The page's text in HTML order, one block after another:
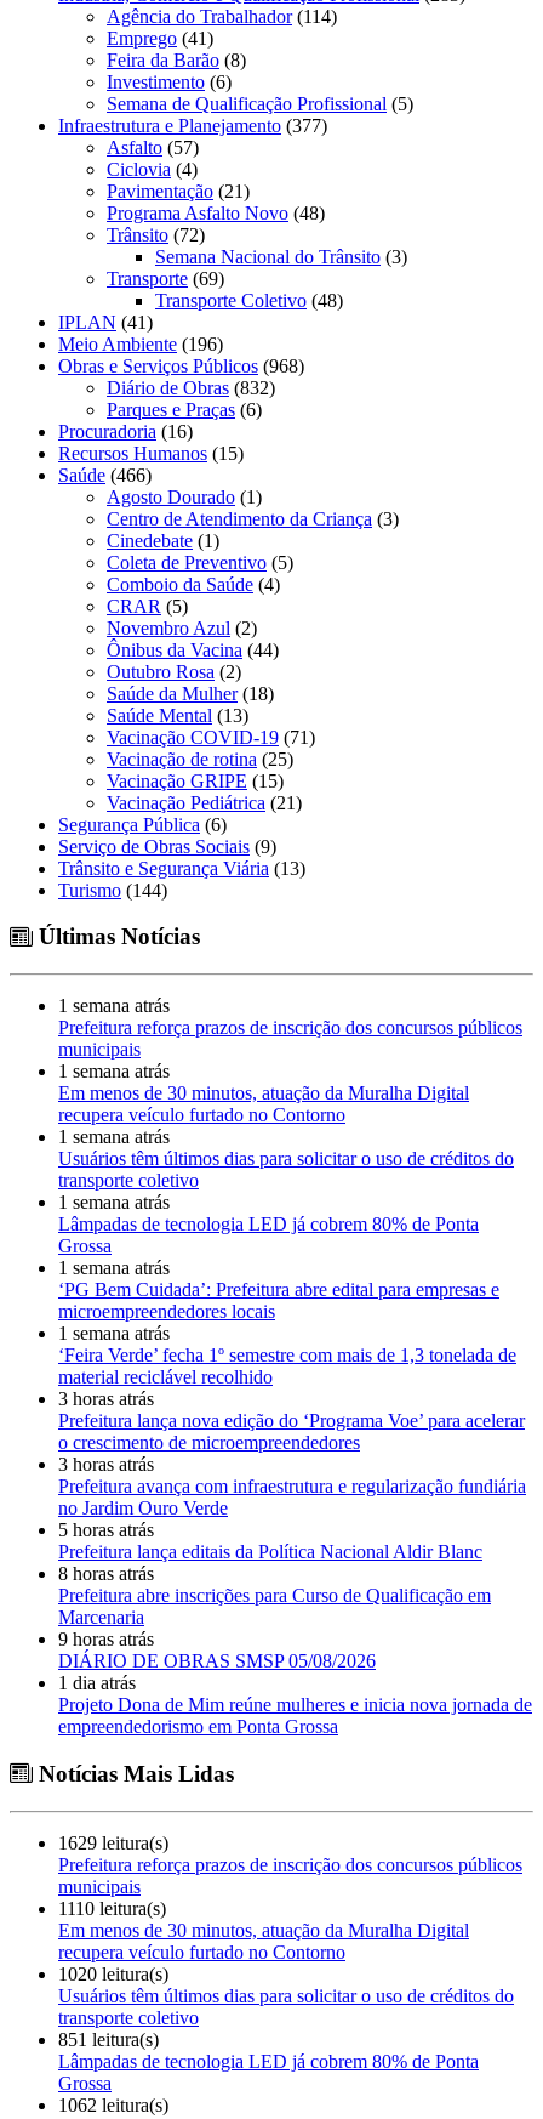
Agência do Trabalhador(114)
Emprego (41)
Feira da Barão (8)
Investimento (6)
Semana de Qualificação Profissional (5)
Infraestrutura e Planejamento (377)
Asfalto (57)
Ciclovia (4)
Pavimentação (21)
Programa Asfalto Novo (48)
Trânsito (72)
Semana Nacional do Trânsito (3)
Transporte (69)
Transporte Coletivo (48)
IPLAN (41)
Meio Ambiente (196)
Obras e Serviços Públicos (968)
Diário de Obras (832)
Parques e Praças (6)
Procuradoria (16)
Recursos Humanos (15)
Saúde (466)
Agosto Dourado (1)
Centro de Atendimento da Criança (3)
Cinedebate (1)
Coleta de Preventivo (5)
Comboio da Saúde (4)
CRAR (5)
Novembro Azul (2)
Ônibus da Vacina (44)
Outubro Rosa (2)
Saúde da Mulher(18)
Saúde Mental (13)
Vacinação COVID-19 (71)
Vacinação de rotina (25)
Vacinação GRIPE (15)
Vacinação Pediátrica (21)
Segurança Pública (6)
Serviço de Obras Sociais (9)
Trânsito e Segurança Viária (13)
Turismo (144)
Últimas Notícias
1 semana atrás
Prefeitura reforça prazos de inscrição dos concursos públicos
municipais
1 semana atrás
Em menos de 30 minutos, atuação da Muralha Digital
recupera veículo furtado no Contorno
1 semana atrás
Usuários têm últimos dias para solicitar o uso de créditos do
transporte coletivo
1 semana atrás
Lâmpadas de tecnologia LED já cobrem 80% de Ponta
Grossa
1 semana atrás
‘PG Bem Cuidada’: Prefeitura abre edital para empresas e
microempreendedores locais
1 semana atrás
‘Feira Verde’ fecha 1º semestre com mais de 1,3 tonelada de
material reciclável recolhido
3 horas atrás
Prefeitura lança nova edição do ‘Programa Voe’ para acelerar
o crescimento de microempreendedores
3 horas atrás
Prefeitura avança com infraestrutura e regularização fundiária
no Jardim Ouro Verde
5 horas atrás
Prefeitura lança editais da Política Nacional Aldir Blanc
8 horas atrás
Prefeitura abre inscrições para Curso de Qualificação em
Marcenaria
9 horas atrás
DIÁRIO DE OBRAS SMSP 05/08/2026
1 dia atrás
Projeto Dona de Mim reúne mulheres e inicia nova jornada de
empreendedorismo em Ponta Grossa
Notícias Mais Lidas
1629 leitura(s)
Prefeitura reforça prazos de inscrição dos concursos públicos
municipais
1110 leitura(s)
Em menos de 30 minutos, atuação da Muralha Digital
recupera veículo furtado no Contorno
1020 leitura(s)
Usuários têm últimos dias para solicitar o uso de créditos do
transporte coletivo
851 leitura(s)
Lâmpadas de tecnologia LED já cobrem 80% de Ponta
Grossa
1062 leitura(s)